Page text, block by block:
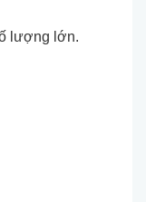
lượng lớn.